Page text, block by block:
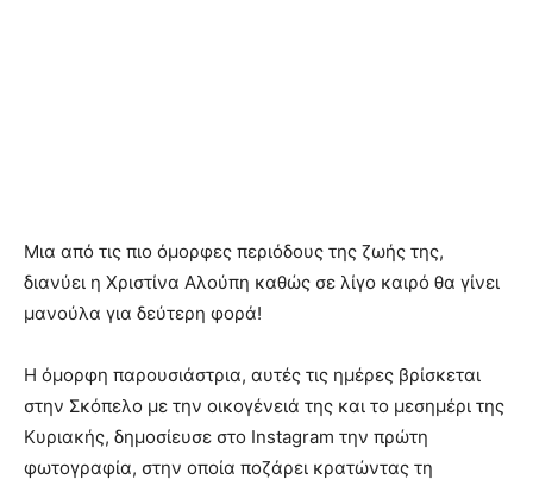
Μια από τις πιο όμορφες περιόδους της ζωής της,
διανύει η Χριστίνα Αλούπη καθώς σε λίγο καιρό θα γίνει
μανούλα για δεύτερη φορά!
Η όμορφη παρουσιάστρια, αυτές τις ημέρες βρίσκεται
στην Σκόπελο με την οικογένειά της και το μεσημέρι της
Κυριακής, δημοσίευσε στο Instagram την πρώτη
φωτογραφία, στην οποία ποζάρει κρατώντας τη